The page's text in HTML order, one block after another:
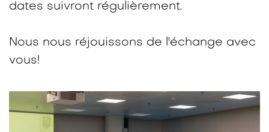
dates suivront régulièrement.
Nous nous réjouissons de l'échange avec
vous!